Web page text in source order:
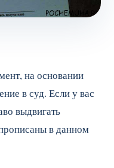
на основании
в суд. Если у вас
выдвигать
в данном